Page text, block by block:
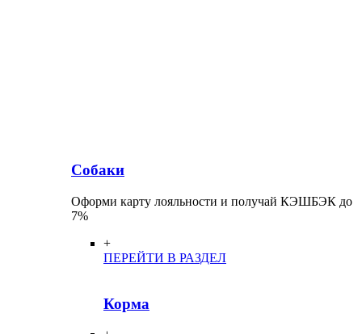
Собаки
Оформи карту лояльности и получай КЭШБЭК до
7%
+
ПЕРЕЙТИ В РАЗДЕЛ
Корма